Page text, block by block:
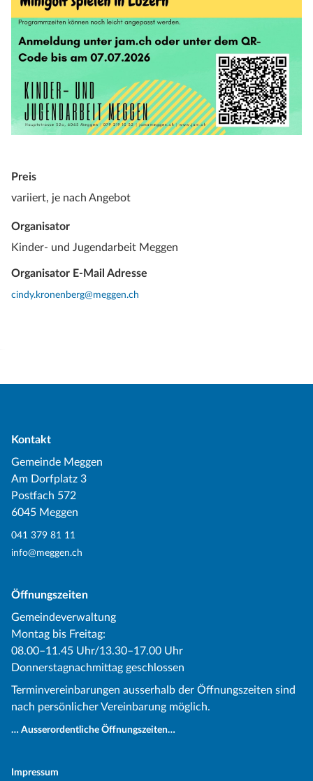
Preis
variiert, je nach Angebot
Organisator
Kinder- und Jugendarbeit Meggen
Organisator E-Mail Adresse
cindy.kronenberg@meggen.ch
Kontakt
Gemeinde Meggen
Am Dorfplatz 3
Postfach 572
6045 Meggen
041 379 81 11
info@meggen.ch
Öffnungszeiten
Gemeindeverwaltung
Montag bis Freitag:
08.00–11.45 Uhr/13.30–17.00 Uhr
Donnerstagnachmittag geschlossen
Terminvereinbarungen ausserhalb der Öffnungszeiten sind
nach persönlicher Vereinbarung möglich.
… Ausserordentliche Öffnungszeiten…
Impressum